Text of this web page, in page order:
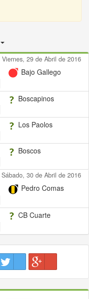
Viernes, 29 de Abril de 2016
Bajo Gallego
Boscapinos
Los Paolos
Boscos
Sábado, 30 de Abril de 2016
Pedro Comas
CB Cuarte